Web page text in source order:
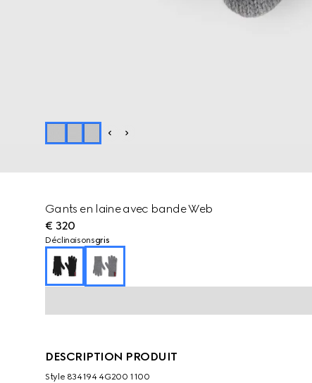
Gants en laine avec bande Web
€ 320
Déclinaisonsgris
DESCRIPTION PRODUIT
Style ‎834194 4G200 1100